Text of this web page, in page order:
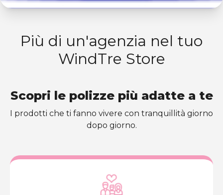
Più di un'agenzia nel tuo
WindTre Store
Scopri le polizze più adatte a te
I prodotti che ti fanno vivere con tranquillità giorno
dopo giorno.